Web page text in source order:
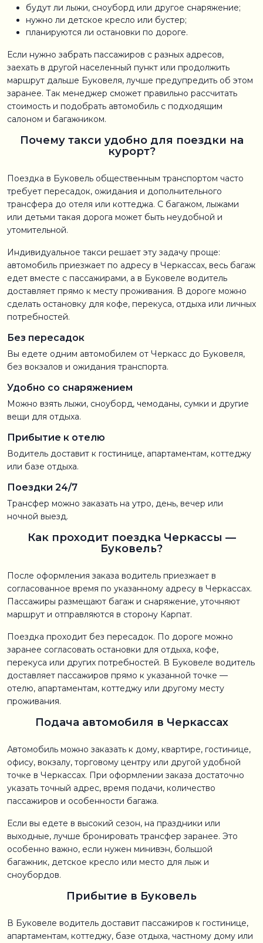
будут ли лыжи, сноуборд или другое снаряжение;
нужно ли детское кресло или бустер;
планируются ли остановки по дороге.
Если нужно забрать пассажиров с разных адресов,
заехать в другой населенный пункт или продолжить
маршрут дальше Буковеля, лучше предупредить об этом
заранее. Так менеджер сможет правильно рассчитать
стоимость и подобрать автомобиль с подходящим
салоном и багажником.
Почему такси удобно для поездки на
курорт?
Поездка в Буковель общественным транспортом часто
требует пересадок, ожидания и дополнительного
трансфера до отеля или коттеджа. С багажом, лыжами
или детьми такая дорога может быть неудобной и
утомительной.
Индивидуальное такси решает эту задачу проще:
автомобиль приезжает по адресу в Черкассах, весь багаж
едет вместе с пассажирами, а в Буковеле водитель
доставляет прямо к месту проживания. В дороге можно
сделать остановку для кофе, перекуса, отдыха или личных
потребностей.
Без пересадок
Вы едете одним автомобилем от Черкасс до Буковеля,
без вокзалов и ожидания транспорта.
Удобно со снаряжением
Можно взять лыжи, сноуборд, чемоданы, сумки и другие
вещи для отдыха.
Прибытие к отелю
Водитель доставит к гостинице, апартаментам, коттеджу
или базе отдыха.
Поездки 24/7
Трансфер можно заказать на утро, день, вечер или
ночной выезд.
Как проходит поездка Черкассы —
Буковель?
После оформления заказа водитель приезжает в
согласованное время по указанному адресу в Черкассах.
Пассажиры размещают багаж и снаряжение, уточняют
маршрут и отправляются в сторону Карпат.
Поездка проходит без пересадок. По дороге можно
заранее согласовать остановки для отдыха, кофе,
перекуса или других потребностей. В Буковеле водитель
доставляет пассажиров прямо к указанной точке —
отелю, апартаментам, коттеджу или другому месту
проживания.
Подача автомобиля в Черкассах
Автомобиль можно заказать к дому, квартире, гостинице,
офису, вокзалу, торговому центру или другой удобной
точке в Черкассах. При оформлении заказа достаточно
указать точный адрес, время подачи, количество
пассажиров и особенности багажа.
Если вы едете в высокий сезон, на праздники или
выходные, лучше бронировать трансфер заранее. Это
особенно важно, если нужен минивэн, большой
багажник, детское кресло или место для лыж и
сноубордов.
Прибытие в Буковель
В Буковеле водитель доставит пассажиров к гостинице,
апартаментам, коттеджу, базе отдыха, частному дому или